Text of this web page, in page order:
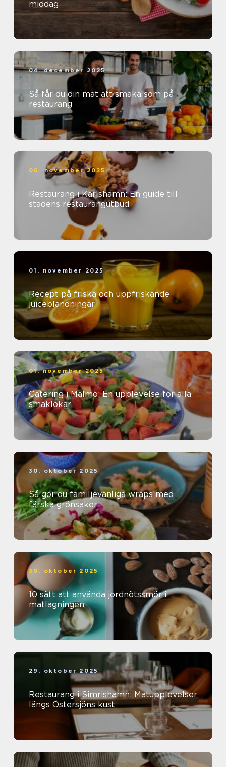
middag
04. december 2025
Så får du din mat att smaka som på
restaurang
06. november 2025
Restaurang i Karlshamn: En guide till
stadens restaurangutbud
01. november 2025
Recept på friska och uppfriskande
juiceblandningar
01. november 2025
Catering i Malmö: En upplevelse för alla
smaklökar
30. oktober 2025
Så gör du familjevänliga wraps med
färska grönsaker
30. oktober 2025
10 sätt att använda jordnötssmör i
matlagningen
29. oktober 2025
Restaurang i Simrishamn: Matupplevelser
längs Östersjöns kust